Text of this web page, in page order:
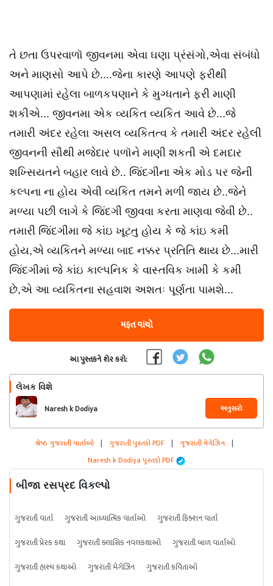
તે છતા ઉપરવાળૉ જીવનમા એવા ઘણા પ્રંસંગો,એવા સંબંધો
અને માણસો આપે છે....જેના કારણે આપણે ફરીથી
આપણામાં રહેલા બાળકપણાને કે મુગ્ધતાને ફરી માણી
શકીએ... જીવનમા એક વ્યકિત વ્યકિત આવે છે...જે
તમારી અંદર રહેલા અસલ વ્યકિતત્વ કે તમારી અંદર રહેલી
જીવનની સૌથી મજેદાર પળૉને માણી શકતી એ દમદાર
શખ્સિયતને બહાર લાવે છે.. જિંદગીના એક મોડ પર જેની
કલ્પના ના હોય એવી વ્યકિત તમને મળી જાય છે..જેને
મળ્યા પછી લાગે કે જિંદગી જીવવા કરતા માણવા જેવી છે..
તમારી જિંદગીમા જે કાંઇ ખૂટતુ હોય કે જે કાંઇ કમી
હોય,એ વ્યકિતને મળ્યા બાદ નક્કર પ્રતિતિ થાય છે...મારી
જિંદગીમાં જે કાંઇ કાલ્પનિક કે વાસ્તવિક ખામી કે કમી
છે,એ આ વ્યકિતના સહવાશ અશતઃ પૂર્ણતા પામશે...
મફત વાંચો
આ પુસ્તકને શેર કરો:
લેખક વિશે
Naresh k Dodiya અનુસરો
શ્રેષ્ઠ ગુજરાતી વાર્તાઓ | ગુજરાતી પુસ્તકો PDF | ગુજરાતી મેગેઝિન |
Naresh k Dodiya પુસ્તકો PDF
બીજા રસપ્રદ વિકલ્પો
ગુજરાતી વાર્તા ગુજરાતી આધ્યાત્મિક વાર્તાઓ
ગુજરાતી ફિક્શન વાર્તા
ગુજરાતી પ્રેરક કથા
ગુજરાતી ક્લાસિક નવલકથાઓ
ગુજરાતી બાળ વાર્તાઓ
ગુજરાતી હાસ્ય કથાઓ
ગુજરાતી મેગેઝિન
ગુજરાતી કવિતાઓ